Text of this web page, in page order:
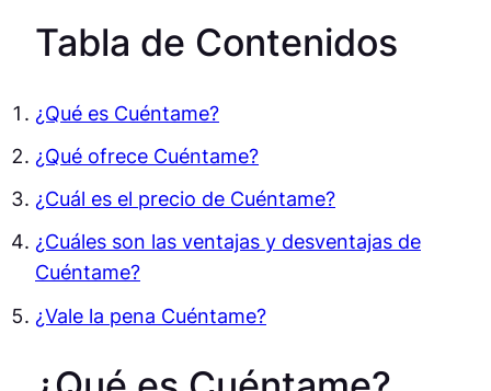
Tabla de Contenidos
¿Qué es Cuéntame?
¿Qué ofrece Cuéntame?
¿Cuál es el precio de Cuéntame?
¿Cuáles son las ventajas y desventajas de
Cuéntame?
¿Vale la pena Cuéntame?